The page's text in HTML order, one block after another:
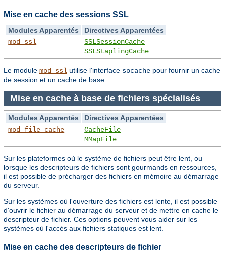
Mise en cache des sessions SSL
Modules Apparentés
Directives Apparentées
mod_ssl
SSLSessionCache
SSLStaplingCache
Le module mod_ssl utilise l'interface socache pour fournir un cache
de session et un cache de base.
Mise en cache à base de fichiers spécialisés
Modules Apparentés
Directives Apparentées
mod_file_cache
CacheFile
MMapFile
Sur les plateformes où le système de fichiers peut être lent, ou
lorsque les descripteurs de fichiers sont gourmands en ressources,
il est possible de précharger des fichiers en mémoire au démarrage
du serveur.
Sur les systèmes où l'ouverture des fichiers est lente, il est possible
d'ouvrir le fichier au démarrage du serveur et de mettre en cache le
descripteur de fichier. Ces options peuvent vous aider sur les
systèmes où l'accès aux fichiers statiques est lent.
Mise en cache des descripteurs de fichier